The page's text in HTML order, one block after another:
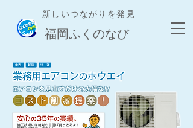
​福岡ふくのなび
新しいつながりを発見